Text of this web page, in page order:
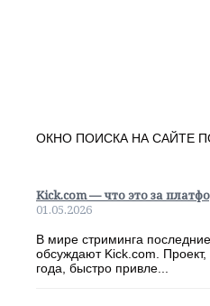
ОКНО ПОИСКА НА САЙТЕ
Kick.com — что это за
01.05.2026
В мире стриминга
обсуждают Kick.com.
года, быстро привле...